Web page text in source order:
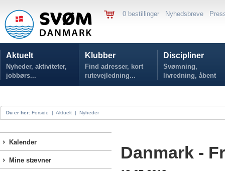
0 bestillinger Nyhedsbreve
Aktuelt
Nyheder, aktiviteter,
jobbørs...
Klubber
Find adresser, kort
rutevejledning...
Discipliner
Svømning,
livredning, åbent
vand...
Du er her: Forside | Aktuelt | Nyheder
Kalender
Mine stævner Danmark -